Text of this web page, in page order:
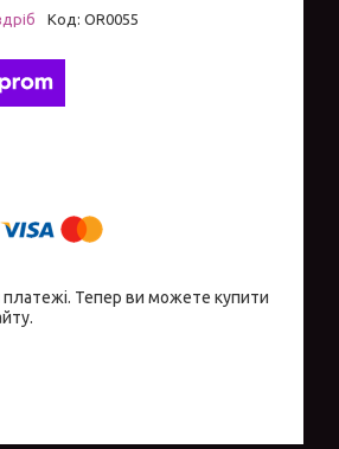
Код: OR0055
платежі. Тепер ви можете купити